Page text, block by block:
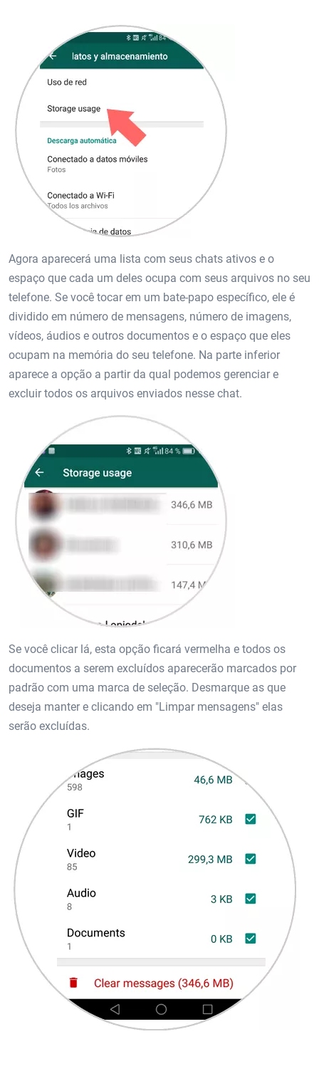
Agora aparecerá uma lista com seus chats ativos e o
espaço que cada um deles ocupa com seus arquivos no seu
telefone. Se você tocar em um bate-papo específico, ele é
dividido em número de mensagens, número de imagens,
vídeos, áudios e outros documentos e o espaço que eles
ocupam na memória do seu telefone. Na parte inferior
aparece a opção a partir da qual podemos gerenciar e
excluir todos os arquivos enviados nesse chat.
Se você clicar lá, esta opção ficará vermelha e todos os
documentos a serem excluídos aparecerão marcados por
padrão com uma marca de seleção. Desmarque as que
deseja manter e clicando em "Limpar mensagens" elas
serão excluídas.